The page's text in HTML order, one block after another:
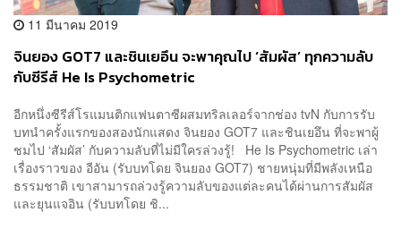
11 มีนาคม 2019
จินยอง GOT7 และชินเยอึน จะพาคุณไป ‘สัมผัส’ ทุกความลับ
กับซีรีส์ He Is Psychometric
อีกหนึ่งซีรีส์โรแมนติกแฟนตาซีผสมทริลเลอร์จากช่อง tvN กับการรับ
บทนำครั้งแรกของสองนักแสดง จินยอง GOT7 และชินเยอึน ที่จะพาผู้
ชมไป ‘สัมผัส’ กับความลับที่ไม่มีใครล่วงรู้! He Is Psychometric เล่า
เรื่องราวของ อีอัน (รับบทโดย จินยอง GOT7) ชายหนุ่มที่มีพลังเหนือ
ธรรมชาติ เขาสามารถล่วงรู้ความลับของแต่ละคนได้ผ่านการสัมผัส
และยุนแจอิน (รับบทโดย ชิ...